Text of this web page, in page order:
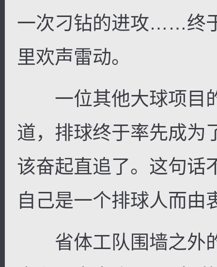
一次刁钻的进攻……终
里欢声雷动。
一位其他大球项目
道，排球终于率先成为
该奋起直追了。这句话
自己是一个排球人而由
省体工队围墙之外